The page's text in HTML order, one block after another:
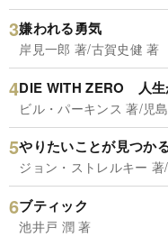
嫌われる勇気
岸見一郎 著/古賀史健 著
DIE WITH ZERO 人生
ビル・パーキンス 著/児
やりたいことが見つか
ジョン・ストレルキー
ブティック
池井戸 潤 著